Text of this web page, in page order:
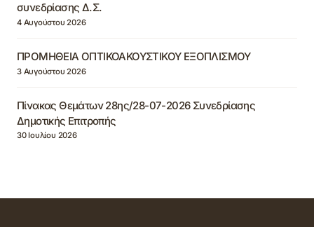
συνεδρίασης Δ.Σ.
4 Αυγούστου 2026
ΠΡΟΜΗΘΕΙΑ ΟΠΤΙΚΟΑΚΟΥΣΤΙΚΟΥ ΕΞΟΠΛΙΣΜΟΥ
3 Αυγούστου 2026
Πίνακας Θεμάτων 28ης/28-07-2026 Συνεδρίασης
Δημοτικής Επιτροπής
30 Ιουλίου 2026